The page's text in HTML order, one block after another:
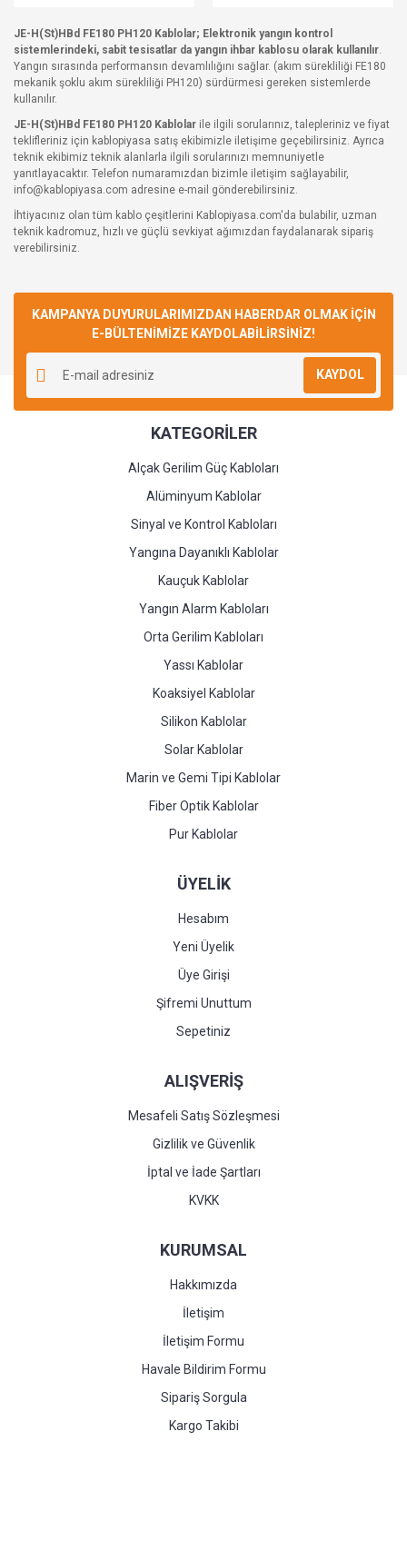
JE-H(St)HBd FE180 PH120 Kablolar; Elektronik yangın kontrol
sistemlerindeki, sabit tesisatlar da yangın ihbar kablosu olarak kullanılır.
Yangın sırasında performansın devamlılığını sağlar. (akım sürekliliği FE180
mekanik şoklu akım sürekliliği PH120) sürdürmesi gereken sistemlerde
kullanılır.
JE-H(St)HBd FE180 PH120 Kablolar ile ilgili sorularınız, talepleriniz ve fiyat
teklifleriniz için kablopiyasa satış ekibimizle iletişime geçebilirsiniz. Ayrıca
teknik ekibimiz teknik alanlarla ilgili sorularınızı memnuniyetle
yanıtlayacaktır. Telefon numaramızdan bizimle iletişim sağlayabilir,
info@kablopiyasa.com adresine e-mail gönderebilirsiniz.
İhtiyacınız olan tüm kablo çeşitlerini Kablopiyasa.com'da bulabilir, uzman
teknik kadromuz, hızlı ve güçlü sevkiyat ağımızdan faydalanarak sipariş
verebilirsiniz.
KAMPANYA DUYURULARIMIZDAN HABERDAR OLMAK İÇİN
E-BÜLTENİMİZE KAYDOLABİLİRSİNİZ!
KAYDOL
KATEGORİLER
Alçak Gerilim Güç Kabloları
Alüminyum Kablolar
Sinyal ve Kontrol Kabloları
Yangına Dayanıklı Kablolar
Kauçuk Kablolar
Yangın Alarm Kabloları
Orta Gerilim Kabloları
Yassı Kablolar
Koaksiyel Kablolar
Silikon Kablolar
Solar Kablolar
Marin ve Gemi Tipi Kablolar
Fiber Optik Kablolar
Pur Kablolar
ÜYELİK
Hesabım
Yeni Üyelik
Üye Girişi
Şifremi Unuttum
Sepetiniz
ALIŞVERİŞ
Mesafeli Satış Sözleşmesi
Gizlilik ve Güvenlik
İptal ve İade Şartları
KVKK
KURUMSAL
Hakkımızda
İletişim
İletişim Formu
Havale Bildirim Formu
Sipariş Sorgula
Kargo Takibi